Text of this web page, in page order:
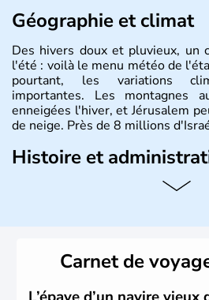
Géographie et climat
Des hivers doux et pluvieux, un
l'été : voilà le menu météo de
pourtant, les variations
importantes. Les montagnes
enneigées l'hiver, et Jérusalem
de neige. Près de 8 millions
Histoire et
L'Israël est un état de la partie
vrai essor économique dans le
Carnet de